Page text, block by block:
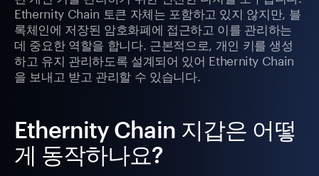
Ethernity Chain 토큰 자체는 포함하고 있지 않지만, 블
록체인에 저장된 암호화폐에 접근하고 이를 관리하는
데 중요한 역할을 합니다. 근본적으로, 개인 키를 생성
하고 유지 관리하도록 설계되어 있어 Ethernity Chain
을 보내고 받고 관리할 수 있습니다.
Ethernity Chain 지갑은 어떻
게 동작하나요?